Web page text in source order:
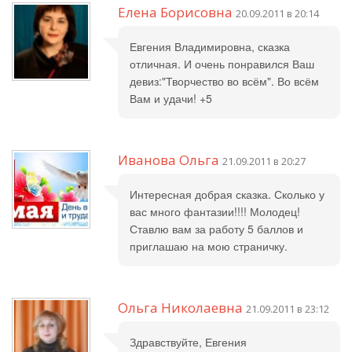
Елена Борисовна 20.09.2011 в 20:14
Евгения Владимировна, сказка
отличная. И очень понравился Ваш
девиз:"Творчество во всём". Во всём
Вам и удачи! +5
Иванова Ольга 21.09.2011 в 20:27
Интересная добрая сказка. Сколько у
вас много фантазии!!!! Молодец!
Ставлю вам за работу 5 баллов и
приглашаю на мою страничку.
Ольга Николаевна 21.09.2011 в 23:12
Здравствуйте, Евгения